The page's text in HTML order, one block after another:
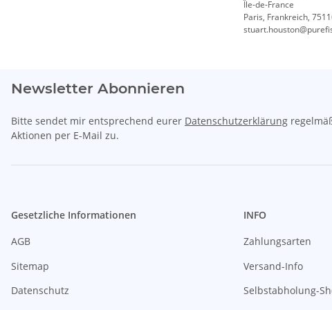
Île-de-France
Paris, Frankreich,
Newsletter Abonnieren
Bitte sendet mir entsprechend eurer Datenschutzerklärung
Aktionen per E-Mail zu.
Gesetzliche Informationen
AGB
Sitemap
Datenschutz
INFO
Zahlungsarten
Versand-Info
Selbstabholung-